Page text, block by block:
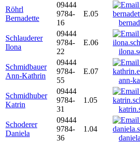
Röhrl
Bernadette
09444
9784-
16
E.05
Schlauderer
Ilona
09444
9784-
22
E.06
Schmidbauer
Ann-Kathrin
09444
9784-
55
E.07
ann-
Schmidhuber
Katrin
09444
9784-
31
1.05
Schoderer
Daniela
09444
9784-
36
1.04